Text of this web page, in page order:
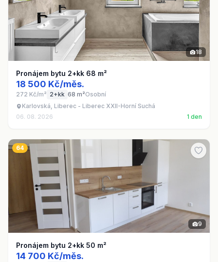
18
Pronájem bytu 2+kk 68 m²
18 500 Kč/měs.
272 Kč/m² 2+kk 68 m²Osobní
Karlovská, Liberec - Liberec XXII-Horní Suchá
06. 08. 2026
1 den
64
9
Pronájem bytu 2+kk 50 m²
14 700 Kč/měs.